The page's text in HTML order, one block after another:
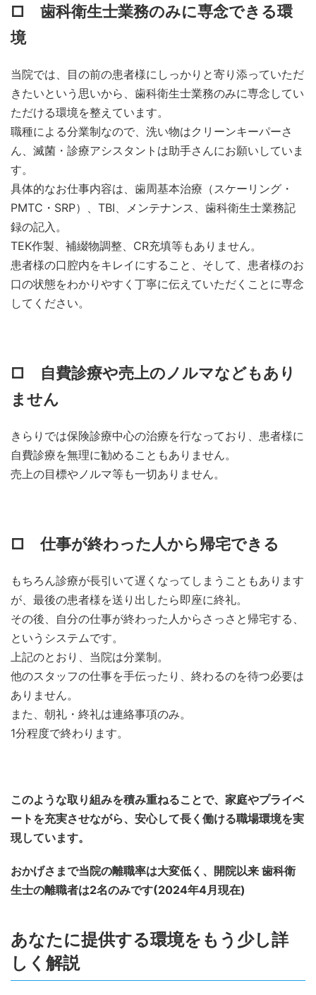
□ 歯科衛生士業務のみに専念できる環
境
当院では、目の前の患者様にしっかりと寄り添っていただ
きたいという思いから、歯科衛生士業務のみに専念してい
ただける環境を整えています。
職種による分業制なので、洗い物はクリーンキーパーさ
ん、滅菌・診療アシスタントは助手さんにお願いしていま
す。
具体的なお仕事内容は、歯周基本治療（スケーリング・
PMTC・SRP）、TBI、メンテナンス、歯科衛生士業務記
録の記入。
TEK作製、補綴物調整、CR充填等もありません。
患者様の口腔内をキレイにすること、そして、患者様のお
口の状態をわかりやすく丁寧に伝えていただくことに専念
してください。
□ 自費診療や売上のノルマなどもあり
ません
きらりでは保険診療中心の治療を行なっており、患者様に
自費診療を無理に勧めることもありません。
売上の目標やノルマ等も一切ありません。
□ 仕事が終わった人から帰宅できる
もちろん診療が長引いて遅くなってしまうこともあります
が、最後の患者様を送り出したら即座に終礼。
その後、自分の仕事が終わった人からさっさと帰宅する、
というシステムです。
上記のとおり、当院は分業制。
他のスタッフの仕事を手伝ったり、終わるのを待つ必要は
ありません。
また、朝礼・終礼は連絡事項のみ。
1分程度で終わります。
このような取り組みを積み重ねることで、家庭やプライベ
ートを充実させながら、安心して長く働ける職場環境を実
現しています。
おかげさまで当院の離職率は大変低く、開院以来 歯科衛
生士の離職者は2名のみです(2024年4月現在)
あなたに提供する環境をもう少し詳
しく解説